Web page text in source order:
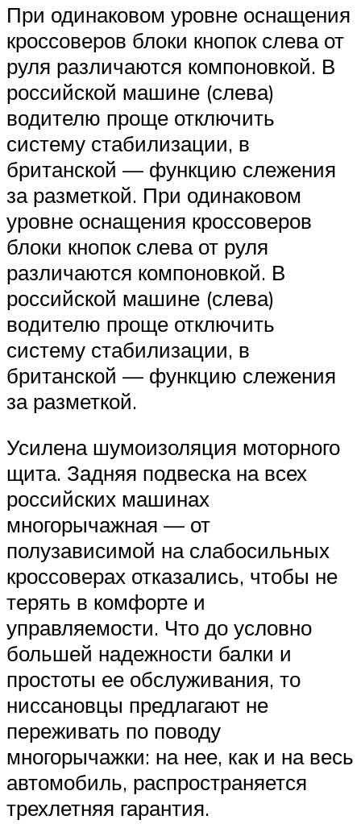
При одинаковом уровне оснащения
кроссоверов блоки кнопок слева от
руля различаются компоновкой. В
российской машине (слева)
водителю проще отключить
систему стабилизации, в
британской — функцию слежения
за разметкой. При одинаковом
уровне оснащения кроссоверов
блоки кнопок слева от руля
различаются компоновкой. В
российской машине (слева)
водителю проще отключить
систему стабилизации, в
британской — функцию слежения
за разметкой.
Усилена шумоизоляция моторного
щита. Задняя подвеска на всех
российских машинах
многорычажная — от
полузависимой на слабосильных
кроссоверах отказались, чтобы не
терять в комфорте и
управляемости. Что до условно
большей надежности балки и
простоты ее обслуживания, то
ниссановцы предлагают не
переживать по поводу
многорычажки: на нее, как и на весь
автомобиль, распространяется
трехлетняя гарантия.